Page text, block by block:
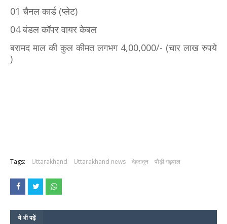
01 चैनल कार्ड (प्लेट)
04 बंडल कॉपर वायर केबल
बरामद माल की कुल कीमत लगभग 4,00,000/- (चार लाख रुपये
)
Tags: Uttarakhand Uttarakhand news देहरादून पौड़ी गढ़वाल
ये भी पढ़ें